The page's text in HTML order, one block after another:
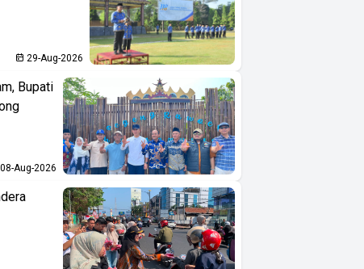
29-Aug-2026
Bupati
08-Aug-2026